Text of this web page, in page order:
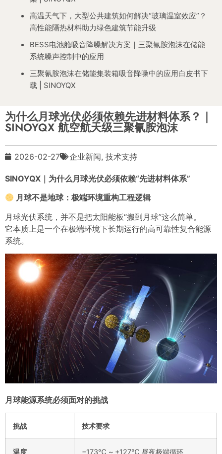
高温天气下，大型公共建筑如何解决“玻璃温室效应”？
高性能隔热材料助力绿色建筑节能升级
BESS电池舱吸音降噪解决方案｜三聚氰胺泡沫在储能
系统噪声控制中的应用
三聚氰胺泡沫在储能集装箱吸音降噪中的应用白皮书下
载 | SINOYQX
为什么月球光伏必须依赖先进材料体系？｜
SINOYQX 航空航天级三聚氰胺泡沫
2026-02-27 企业新闻, 技术支持
SINOYQX｜为什么月球光伏必须依赖“先进材料体系”
月球不是地球：极端环境重构工程逻辑
月球光伏系统，并不是把太阳能板“搬到月球”这么简单。
它本质上是一个在极端环境下长期运行的高可靠性复合能源
系统。
月球能源系统必须面对的挑战
挑战 技术要求
温度 −173℃ ~ +127℃ 昼夜极端循环